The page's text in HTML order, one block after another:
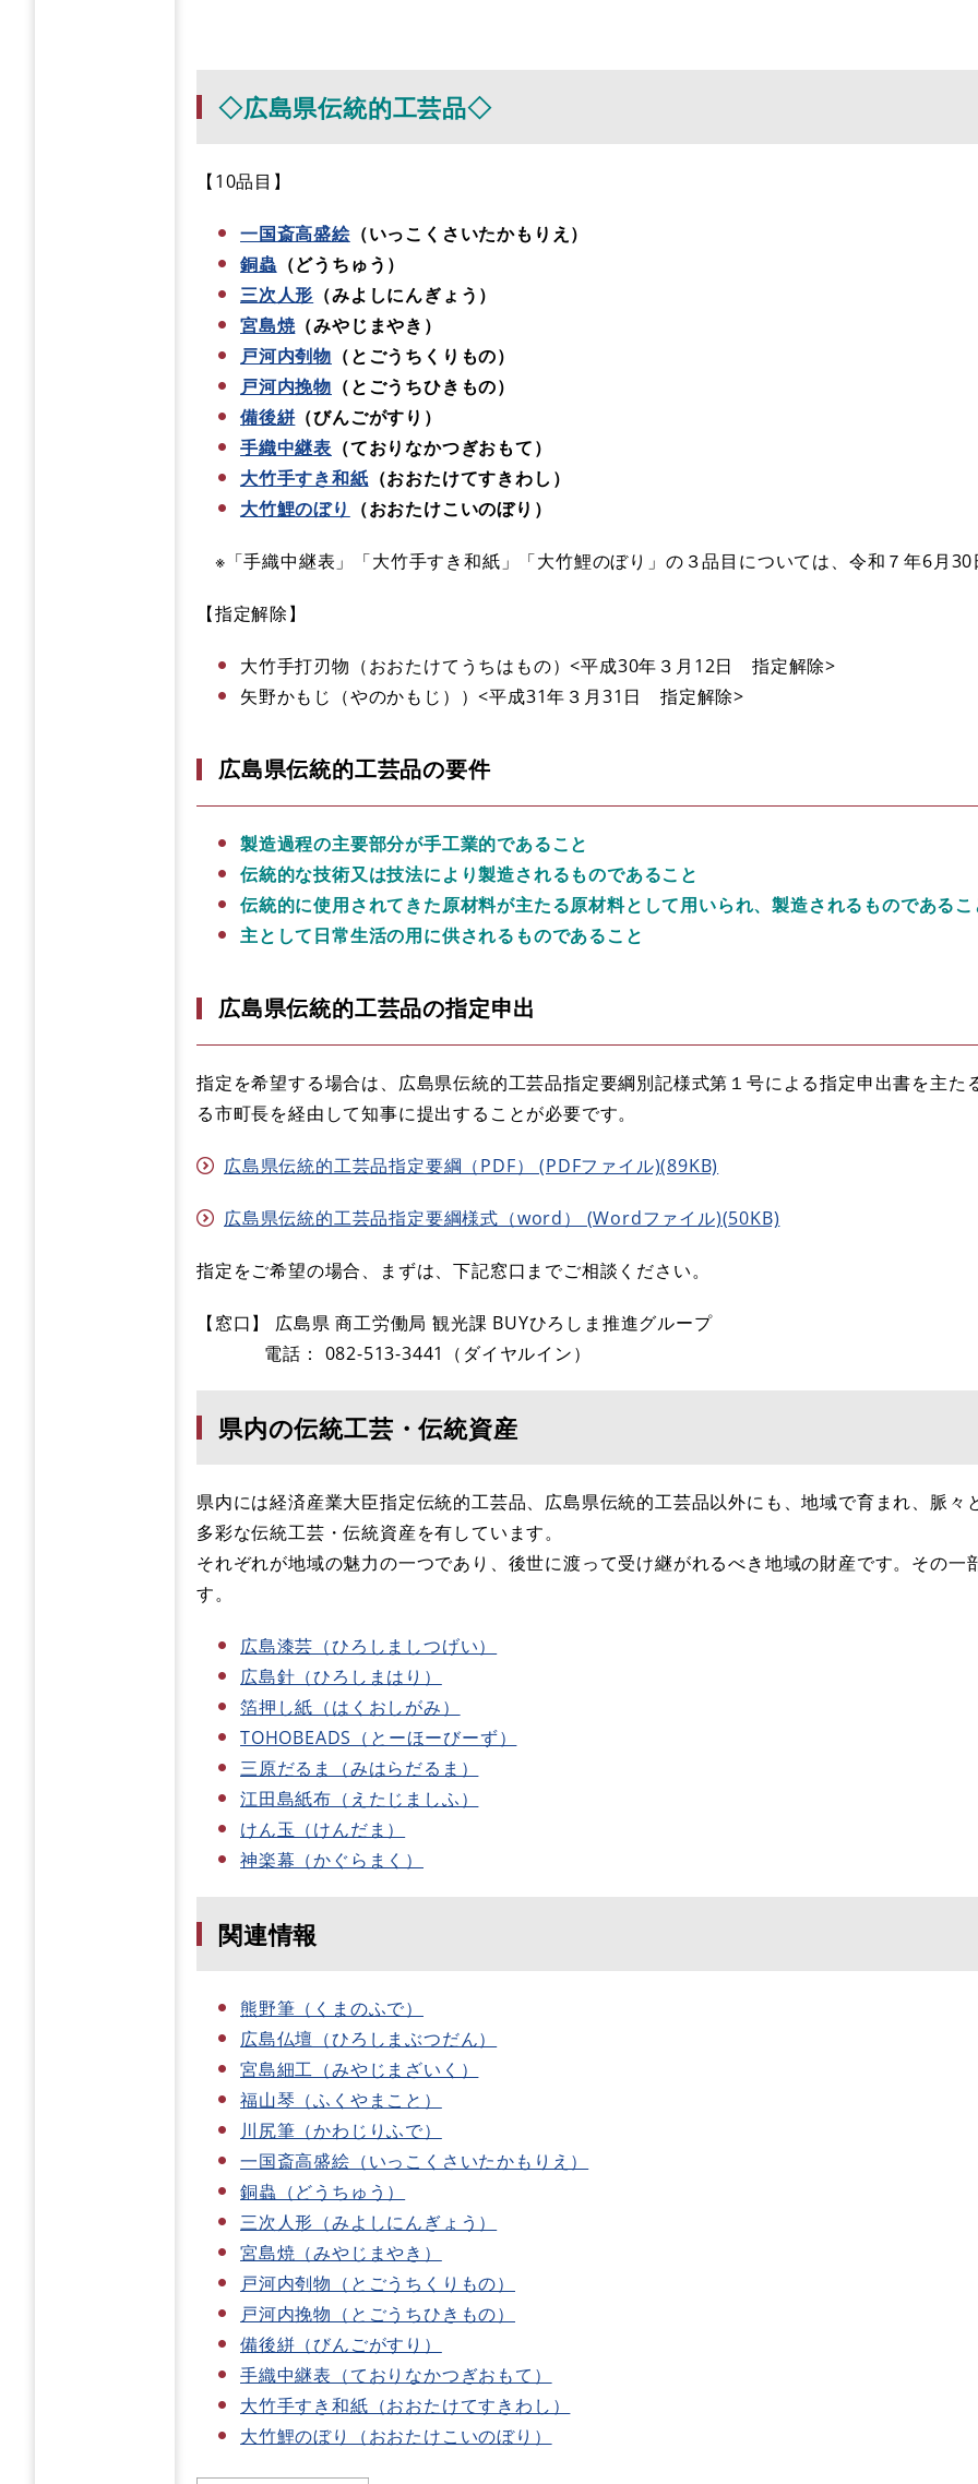
◇広島県伝統的工芸品◇
【10品目】
一国斎高盛絵（いっこくさいたかもりえ）
銅蟲 （どうちゅう）
三次人形 （みよしにんぎょう）
宮島焼（みやじまやき）
戸河内刳物 （とごうちくりもの）
戸河内挽物 （とごうちひきもの）
備後絣（びんごがすり）
手織中継表 （ておりなかつぎおもて）
大竹手すき和紙 （おおたけてすきわし）
大竹鯉のぼり
（おおたけこいのぼり）
※「手織中継表」「大竹手すき和紙」「大竹鯉のぼり」の３品目については、令和７年6月30
【指定解除】
大竹手打刃物（おおたけてうちはもの）<平成30年３月12日 指定解除>
矢野かもじ（やのかもじ））<平成31年３月31日 指定解除>
広島県伝統的工芸品の要件
製造過程の主要部分が手工業的であること
伝統的な技術又は技法により製造されるものであること
伝統的に使用されてきた原材料が主たる原材料として用いられ、製造されるものであるこ
主として日常生活の用に供されるものであること
広島県伝統的工芸品の指定申出
指定を希望する場合は、広島県伝統的工芸品指定要綱別記様式第１号による指定申出書を主た
る市町長を経由して知事に提出することが必要です。
広島県伝統的工芸品指定要綱（PDF） (PDFファイル)(89KB)
広島県伝統的工芸品指定要綱様式（word） (Wordファイル)(50KB)
指定をご希望の場合、まずは、下記窓口までご相談ください。
【窓口】 広島県 商工労働局 観光課 BUYひろしま推進グループ
電話： 082-513-3441（ダイヤルイン）
県内の伝統工芸・伝統資産
県内には経済産業大臣指定伝統的工芸品、広島県伝統的工芸品以外にも、地域で育まれ、脈々
多彩な伝統工芸・伝統資産を有しています。
それぞれが地域の魅力の一つであり、後世に渡って受け継がれるべき地域の財産です。その一
す。
広島漆芸（ひろしましつげい）
広島針（ひろしまはり）
箔押し紙​（はくおしがみ）
TOHOBEADS（とーほーびーず）
三原だるま（みはらだるま）
江田島紙布（えたじましふ）
けん玉（けんだま）
神楽幕（かぐらまく）
関連情報
熊野筆（くまのふで）
広島仏壇（ひろしまぶつだん）
宮島細工（みやじまざいく）
福山琴（ふくやまこと）
川尻筆（かわじりふで）
一国斎高盛絵（いっこくさいたかもりえ）
銅蟲（どうちゅう）
三次人形（みよしにんぎょう）
宮島焼（みやじまやき）
戸河内刳物（とごうちくりもの）
戸河内挽物（とごうちひきもの）
備後絣（びんごがすり）
手織中継表（ておりなかつぎおもて）
大竹手すき和紙（おおたけてすきわし）
大竹鯉のぼり（おおたけこいのぼり）